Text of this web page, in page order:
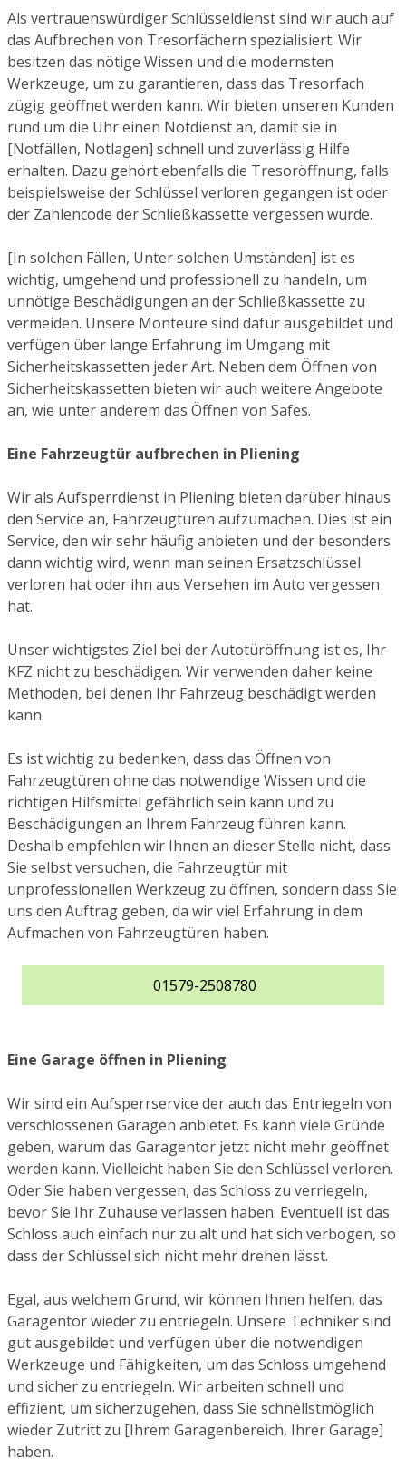
Als vertrauenswürdiger Schlüsseldienst sind wir auch auf
das Aufbrechen von Tresorfächern spezialisiert. Wir
besitzen das nötige Wissen und die modernsten
Werkzeuge, um zu garantieren, dass das Tresorfach
zügig geöffnet werden kann. Wir bieten unseren Kunden
rund um die Uhr einen Notdienst an, damit sie in
[Notfällen, Notlagen] schnell und zuverlässig Hilfe
erhalten. Dazu gehört ebenfalls die Tresoröffnung, falls
beispielsweise der Schlüssel verloren gegangen ist oder
der Zahlencode der Schließkassette vergessen wurde.
[In solchen Fällen, Unter solchen Umständen] ist es
wichtig, umgehend und professionell zu handeln, um
unnötige Beschädigungen an der Schließkassette zu
vermeiden. Unsere Monteure sind dafür ausgebildet und
verfügen über lange Erfahrung im Umgang mit
Sicherheitskassetten jeder Art. Neben dem Öffnen von
Sicherheitskassetten bieten wir auch weitere Angebote
an, wie unter anderem das Öffnen von Safes.
Eine Fahrzeugtür aufbrechen in Pliening
Wir als Aufsperrdienst in Pliening bieten darüber hinaus
den Service an, Fahrzeugtüren aufzumachen. Dies ist ein
Service, den wir sehr häufig anbieten und der besonders
dann wichtig wird, wenn man seinen Ersatzschlüssel
verloren hat oder ihn aus Versehen im Auto vergessen
hat.
Unser wichtigstes Ziel bei der Autotüröffnung ist es, Ihr
KFZ nicht zu beschädigen. Wir verwenden daher keine
Methoden, bei denen Ihr Fahrzeug beschädigt werden
kann.
Es ist wichtig zu bedenken, dass das Öffnen von
Fahrzeugtüren ohne das notwendige Wissen und die
richtigen Hilfsmittel gefährlich sein kann und zu
Beschädigungen an Ihrem Fahrzeug führen kann.
Deshalb empfehlen wir Ihnen an dieser Stelle nicht, dass
Sie selbst versuchen, die Fahrzeugtür mit
unprofessionellen Werkzeug zu öffnen, sondern dass Sie
uns den Auftrag geben, da wir viel Erfahrung in dem
Aufmachen von Fahrzeugtüren haben.
01579-2508780
Eine Garage öffnen in Pliening
Wir sind ein Aufsperrservice der auch das Entriegeln von
verschlossenen Garagen anbietet. Es kann viele Gründe
geben, warum das Garagentor jetzt nicht mehr geöffnet
werden kann. Vielleicht haben Sie den Schlüssel verloren.
Oder Sie haben vergessen, das Schloss zu verriegeln,
bevor Sie Ihr Zuhause verlassen haben. Eventuell ist das
Schloss auch einfach nur zu alt und hat sich verbogen, so
dass der Schlüssel sich nicht mehr drehen lässt.
Egal, aus welchem Grund, wir können Ihnen helfen, das
Garagentor wieder zu entriegeln. Unsere Techniker sind
gut ausgebildet und verfügen über die notwendigen
Werkzeuge und Fähigkeiten, um das Schloss umgehend
und sicher zu entriegeln. Wir arbeiten schnell und
effizient, um sicherzugehen, dass Sie schnellstmöglich
wieder Zutritt zu [Ihrem Garagenbereich, Ihrer Garage]
haben.